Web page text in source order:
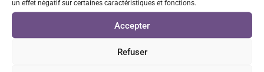
un effet négatif sur certaines caractéristiques et fonctions.
Accepter
Refuser
sur rendez-vous
Service client réactif